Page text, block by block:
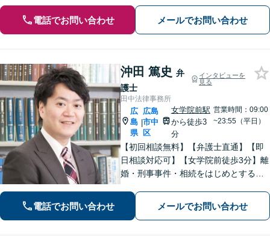
電話でお問い合わせ メールでお問い合わせ
沖田 篤史 弁
護士
インタビューを
見る
田中法律事務所
広
島
県
|
広島
市中
区
女学院前駅
から徒歩3
分
営業時間：09:00
~23:55（平日）
【初回相談無料】【弁護士直通】【即
日相談対応可】【女学院前徒歩3分】離
婚・刑事事件・相続をはじめとする身
ない真の問題解決を目指して誠実かつ
迅速な対応を致します。是非、お気軽
電話でお問い合わせ メールでお問い合わせ